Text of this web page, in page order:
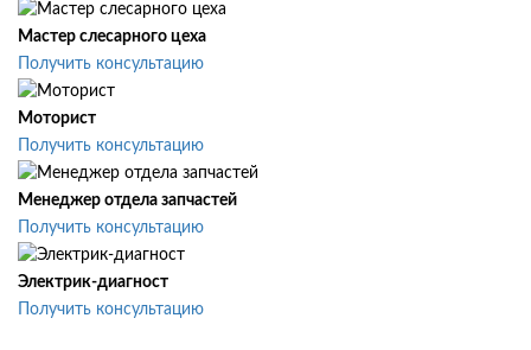
Мастер слесарного цеха
Получить консультацию
Моторист
Получить консультацию
Менеджер отдела запчастей
Получить консультацию
Электрик-диагност
Получить консультацию